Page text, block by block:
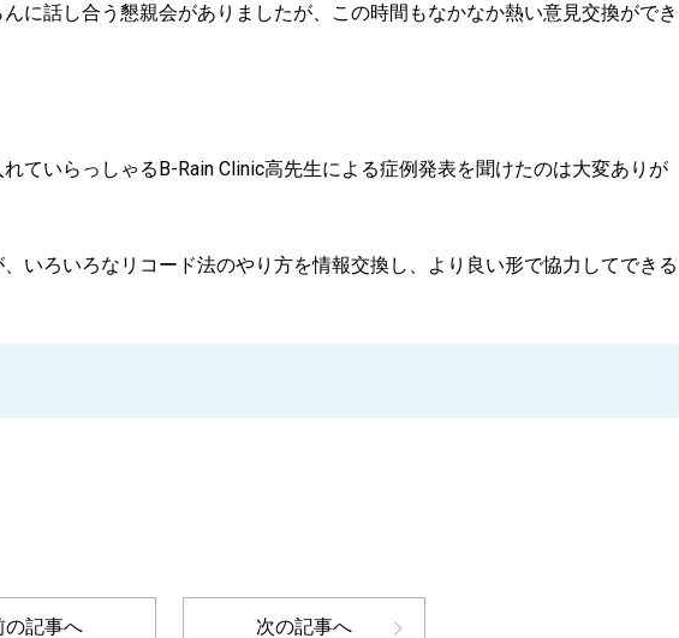
に話し合う懇親会がありましたが、この時間もなかなか熱い意見交換ができ
ていらっしゃるB-Rain Clinic高先生による症例発表を聞けたのは大変ありが
いろいろなリコード法のやり方を情報交換し、より良い形で協力してできる
の記事へ 次の記事へ